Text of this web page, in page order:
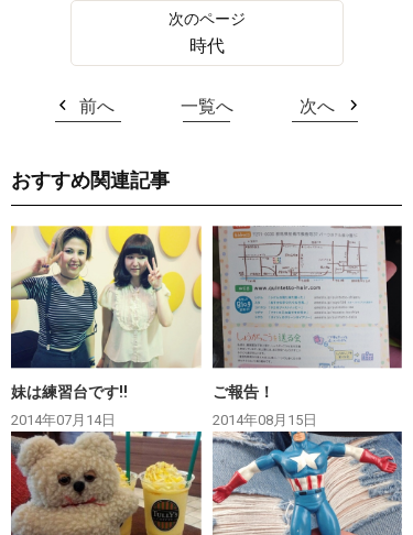
時代
前へ 一覧へ 次へ
おすすめ関連記事
妹は練習台です‼︎
2014年07月14日
ご報告！
2014年08月15日